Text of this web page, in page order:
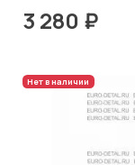
3 280 ₽
Нет в наличии